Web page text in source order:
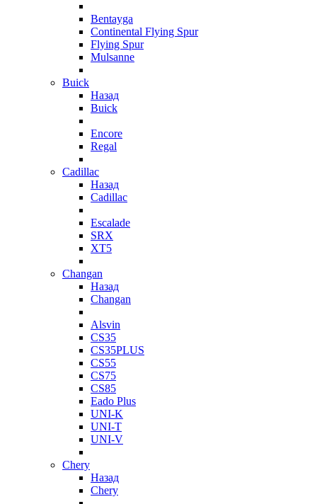
Bentayga
Continental Flying Spur
Flying Spur
Mulsanne
Buick
Назад
Buick
Encore
Regal
Cadillac
Назад
Cadillac
Escalade
SRX
XT5
Changan
Назад
Changan
Alsvin
CS35
CS35PLUS
CS55
CS75
CS85
Eado Plus
UNI-K
UNI-T
UNI-V
Chery
Назад
Chery